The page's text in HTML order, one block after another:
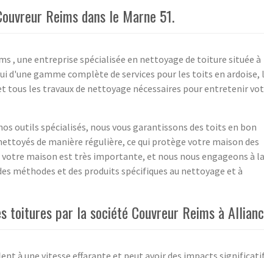
Reims dans le Marne 51.
, une entreprise spécialisée en nettoyage de toiture située à
d'une gamme complète de services pour les toits en ardoise,
tous les travaux de nettoyage nécessaires pour entretenir
outils spécialisés, nous vous garantissons des toits en bon
de manière régulière, ce qui protège votre maison des
maison est très importante, et nous nous engageons à la
méthodes et des produits spécifiques au nettoyage et à
toitures par la société Couvreur Reims à